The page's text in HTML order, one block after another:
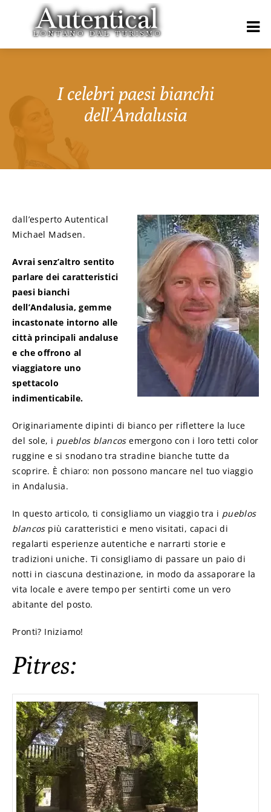
I celebri paesi bianchi
dell’Andalusia
dall’esperto Autentical
Michael Madsen.
Avrai senz’altro sentito
parlare dei caratteristici
paesi bianchi
dell’Andalusia, gemme
incastonate intorno alle
città principali andaluse
e che offrono al
viaggiatore uno
spettacolo
indimenticabile.
Originariamente dipinti di bianco per riflettere la luce
del sole, i pueblos blancosemergono con i loro tetti color
ruggine e si snodano tra stradine bianche tutte da
scoprire. È chiaro: non possono mancare nel tuo viaggio
in Andalusia.
In questo articolo, ti consigliamo un viaggio tra i pueblos
blancospiù caratteristici e meno visitati, capaci di
regalarti esperienze autentiche e narrarti storie e
tradizioni uniche. Ti consigliamo di passare un paio di
notti in ciascuna destinazione, in modo da assaporare la
vita locale e avere tempo per sentirti come un vero
abitante del posto.
Pronti? Iniziamo!
Pitres: